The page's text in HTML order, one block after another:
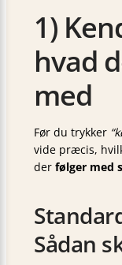
1)
hvad
med
Før du trykker
vide præcis,
der følger med
Sådan